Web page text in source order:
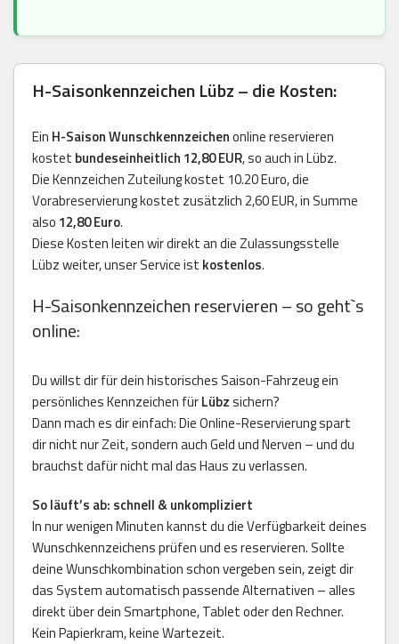
H-Saisonkennzeichen Lübz – die Kosten:
Ein H-Saison Wunschkennzeichenonline reservieren
kostet bundeseinheitlich 12,80 EUR, so auch in Lübz.
Die Kennzeichen Zuteilung kostet 10.20 Euro, die
Vorabreservierung kostet zusätzlich 2,60 EUR, in Summe
also 12,80 Euro.
Diese Kosten leiten wir direkt an die Zulassungsstelle
Lübz weiter, unser Service ist kostenlos.
H-Saisonkennzeichen reservieren – so geht`s
online:
Du willst dir für dein historisches Saison-Fahrzeug ein
persönliches Kennzeichen fürLübzsichern?
Dann mach es dir einfach: Die Online-Reservierung spart
dir nicht nur Zeit, sondern auch Geld und Nerven – und du
brauchst dafür nicht mal das Haus zu verlassen.
So läuft’s ab: schnell & unkompliziert
In nur wenigen Minuten kannst du die Verfügbarkeit deines
Wunschkennzeichens prüfen und es reservieren. Sollte
deine Wunschkombination schon vergeben sein, zeigt dir
das System automatisch passende Alternativen – alles
direkt über dein Smartphone, Tablet oder den Rechner.
Kein Papierkram, keine Wartezeit.